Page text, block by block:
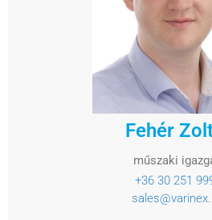
Fehér
műszaki
+36 30 251